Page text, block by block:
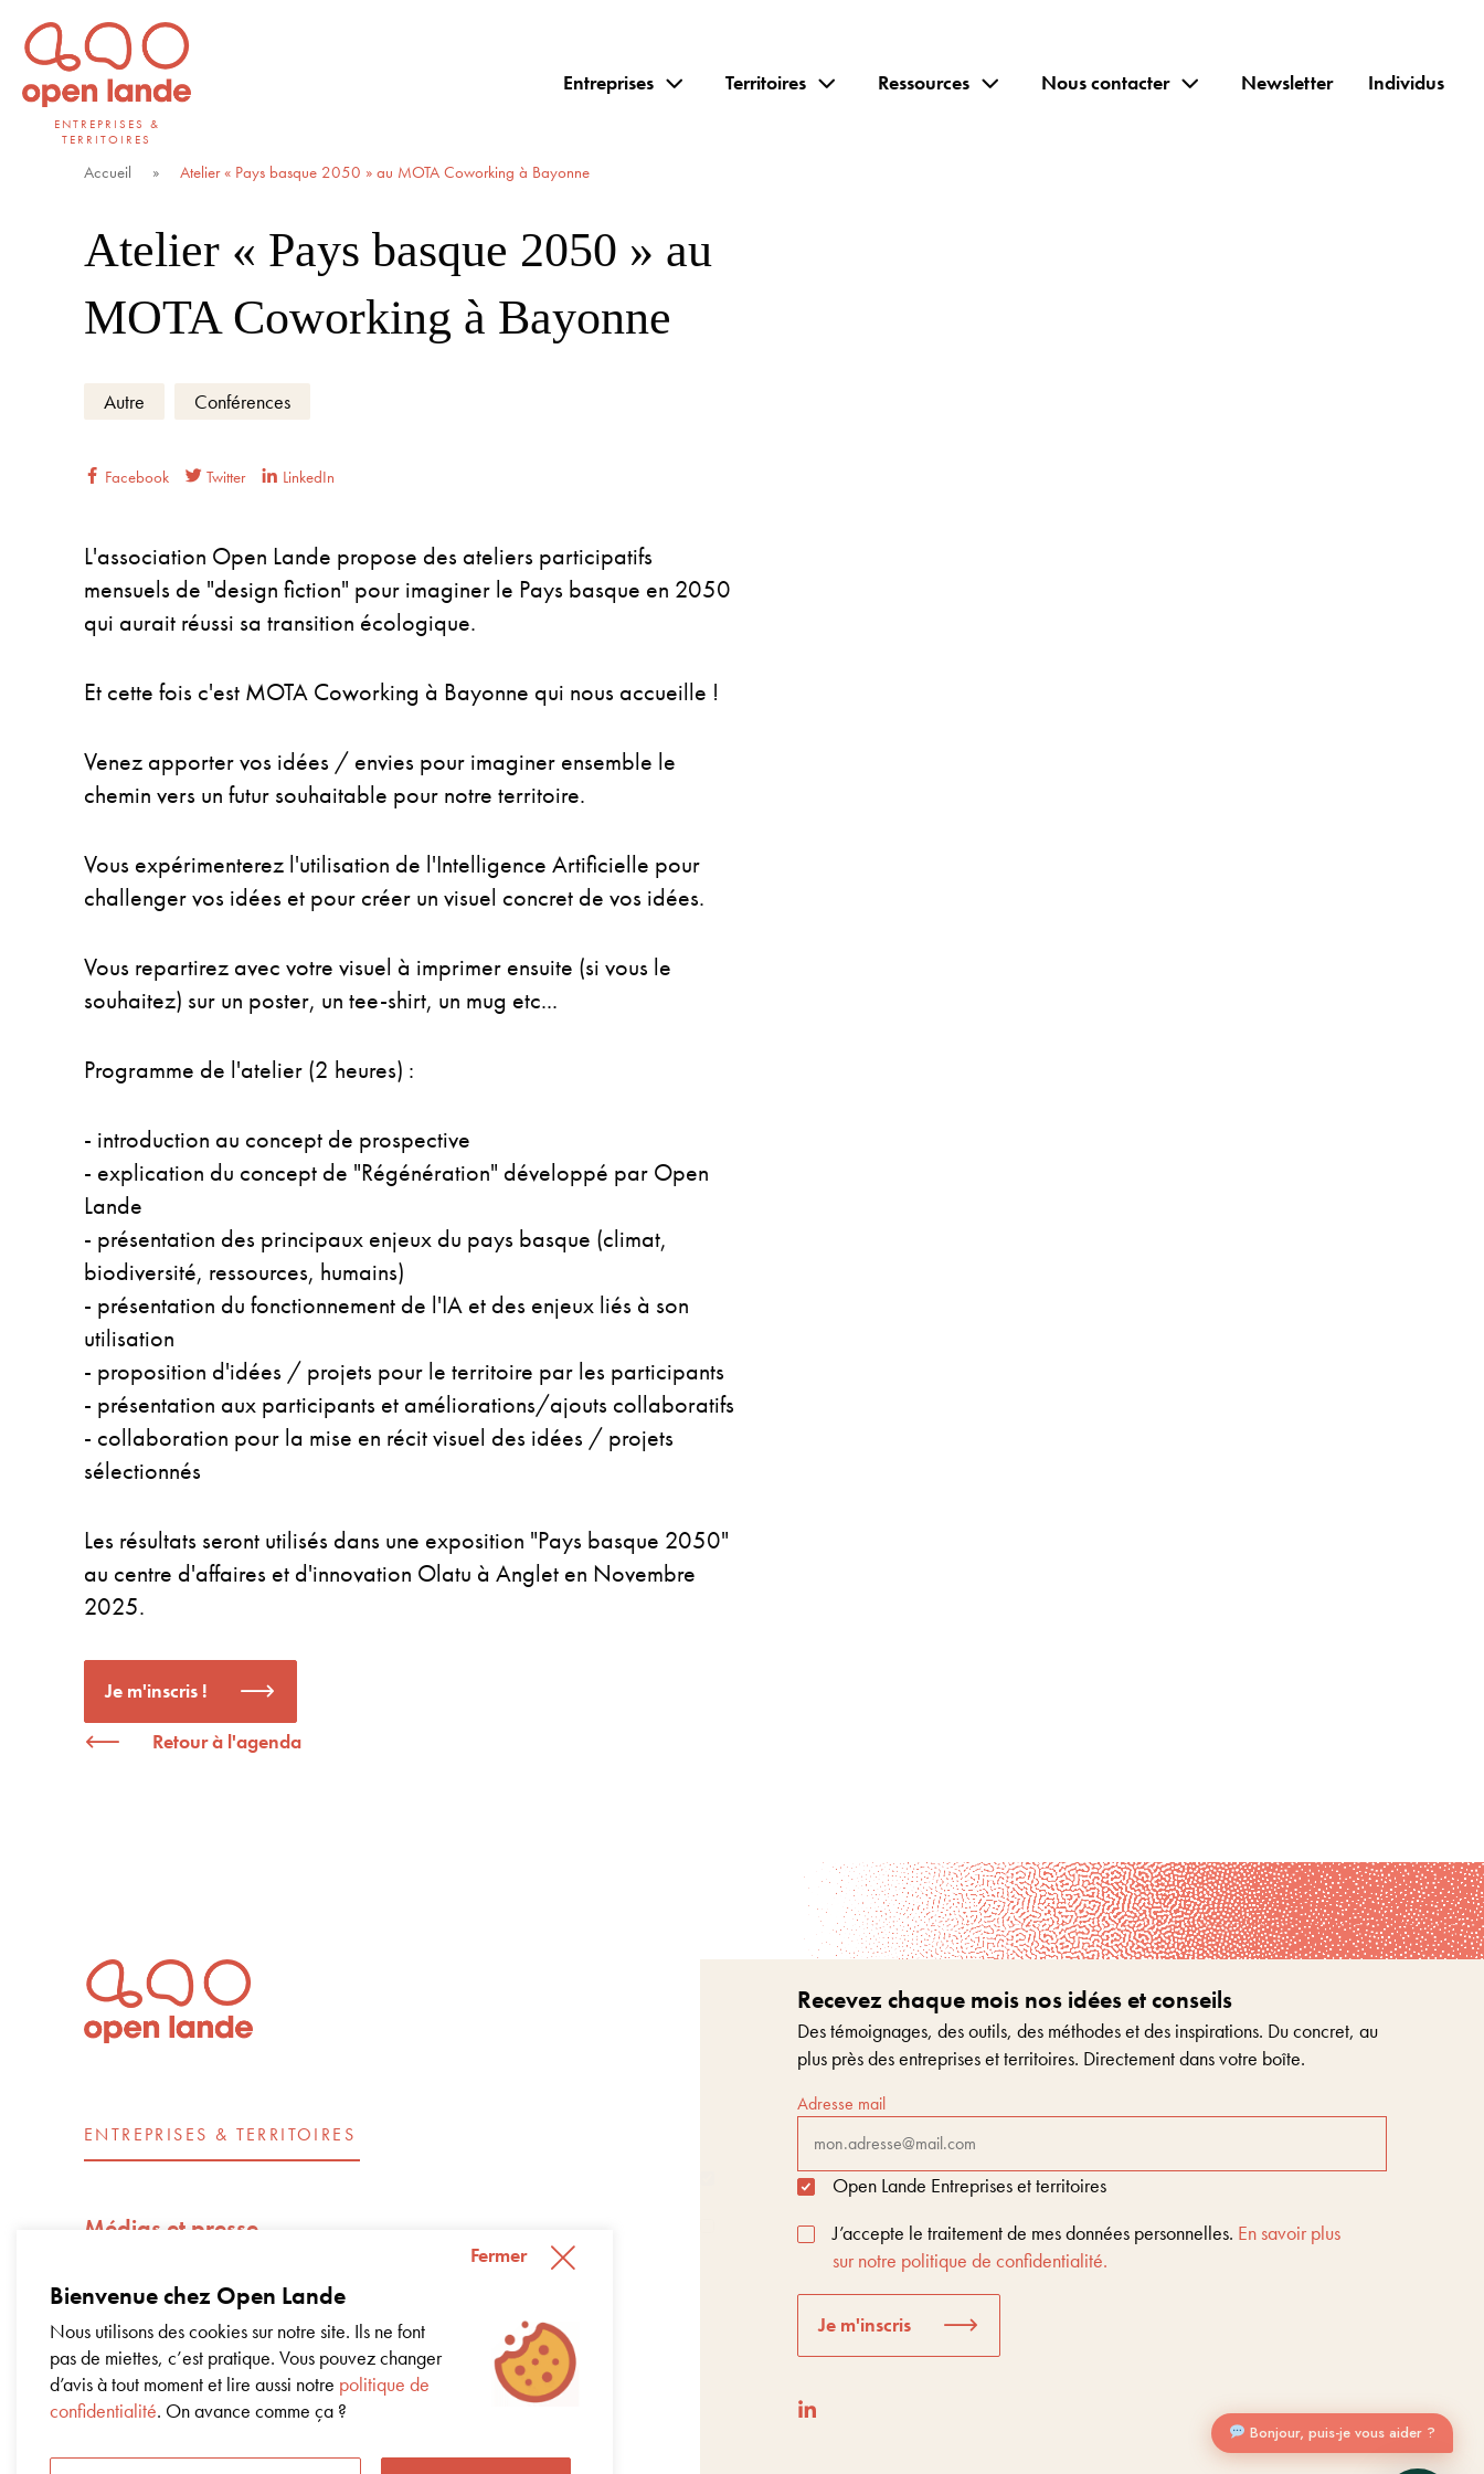
Bonjour, puis-je vous aider ?
Aller
directement
au
contenuENTREPRISES &
TERRITOIRES
Open Lande
Entreprises & territoires
Entreprises Territoires Ressources Nous contacter Newsletter Individus
Accueil » Atelier « Pays basque 2050 » au MOTA Coworking à Bayonne
Atelier « Pays basque 2050 » au
MOTA Coworking à Bayonne
Autre Conférences
Facebook Twitter LinkedIn
L'association Open Lande propose des ateliers participatifs
mensuels de "design fiction" pour imaginer le Pays basque en 2050
qui aurait réussi sa transition écologique.
Et cette fois c'est MOTA Coworking à Bayonne qui nous accueille !
Venez apporter vos idées / envies pour imaginer ensemble le
chemin vers un futur souhaitable pour notre territoire.
Vous expérimenterez l'utilisation de l'Intelligence Artificielle pour
challenger vos idées et pour créer un visuel concret de vos idées.
Vous repartirez avec votre visuel à imprimer ensuite (si vous le
souhaitez) sur un poster, un tee-shirt, un mug etc...
Programme de l'atelier (2 heures) :
- introduction au concept de prospective
- explication du concept de "Régénération" développé par Open
Lande
- présentation des principaux enjeux du pays basque (climat,
biodiversité, ressources, humains)
- présentation du fonctionnement de l'IA et des enjeux liés à son
utilisation
- proposition d'idées / projets pour le territoire par les participants
- présentation aux participants et améliorations/ajouts collaboratifs
- collaboration pour la mise en récit visuel des idées / projets
sélectionnés
Les résultats seront utilisés dans une exposition "Pays basque 2050"
au centre d'affaires et d'innovation Olatu à Anglet en Novembre
2025.
Je m'inscris !
Retour à l'agenda
ENTREPRISES & TERRITOIRES
Médias et presse
Open Lande recrute
Nos engagements d’entreprise – Impact Score
Livre blanc sur la régénération
Coworking dans nos bureaux
Recevez chaque mois nos idées et conseils
Des témoignages, des outils, des méthodes et des inspirations. Du concret, au
plus près des entreprises et territoires. Directement dans votre boîte.
Adresse mail
Open Lande Entreprises et territoires
J’accepte le traitement de mes données personnelles. En savoir plus
sur notre politique de confidentialité.
Je m'inscris
Bienvenue chez Open Lande
Fermer
Nous utilisons des cookies sur notre site. Ils ne font
pas de miettes, c’est pratique. Vous pouvez changer
d’avis à tout moment et lire aussi notre politique de
confidentialité. On avance comme ça ?